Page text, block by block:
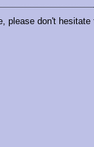
please don't